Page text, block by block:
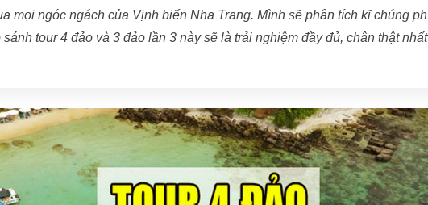
mọi ngóc ngách của Vịnh biển Nha Trang. Mình sẽ phân tích kĩ chúng
tour 4 đảo và 3 đảo lần 3 này sẽ là trải nghiệm đầy đủ, chân thật nhất